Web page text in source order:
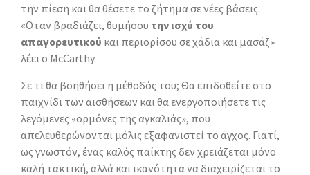
την πίεση και θα θέσετε το ζήτημα σε νέες βάσεις.
«Οταν βραδιάζει, θυμήσου την ισχύ του
απαγορευτικού και περιορίσου σε χάδια και μασάζ»
λέει ο McCarthy.
Σε τι θα βοηθήσει η μέθοδός του; Θα επιδοθείτε στο
παιχνίδι των αισθήσεων και θα ενεργοποιήσετε τις
λεγόμενες «ορμόνες της αγκαλιάς», που
απελευθερώνονται μόλις εξαφανιστεί το άγχος. Γιατί,
ως γνωστόν, ένας καλός παίκτης δεν χρειάζεται μόνο
καλή τακτική, αλλά και ικανότητα να διαχειρίζεται το